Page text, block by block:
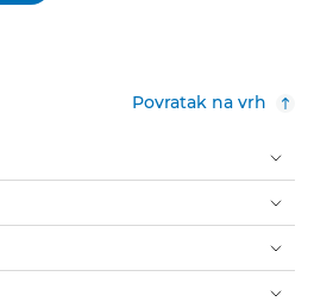
Povratak na vrh